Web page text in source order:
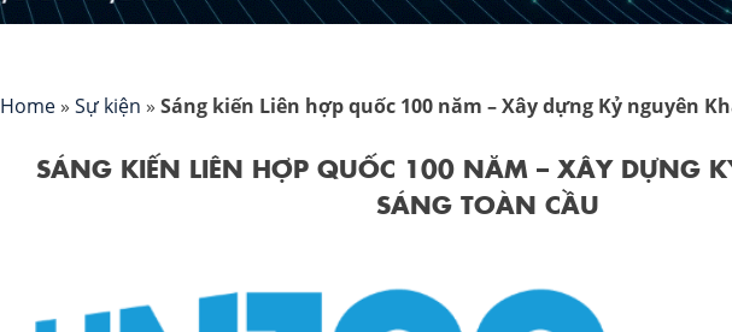
Home» Sự kiện » Sáng kiến Liên hợp quốc 100 năm – Xây dựng Kỷ nguyên
SÁNG KIẾN LIÊN HỢP QUỐC 100 NĂM – XÂY DỰNG
SÁNG TOÀN CẦU